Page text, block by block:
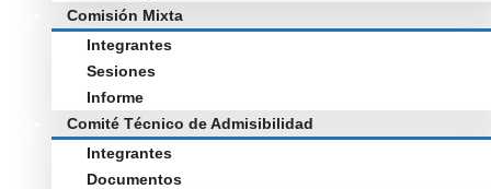
Comisión Mixta
Integrantes
Sesiones
Informe
Comité Técnico de Admisibilidad
Integrantes
Documentos